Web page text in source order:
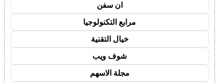
ان سفن
مرابع التكنولوجيا
خيال التقنية
شوف ويب
مجلة الاسهم